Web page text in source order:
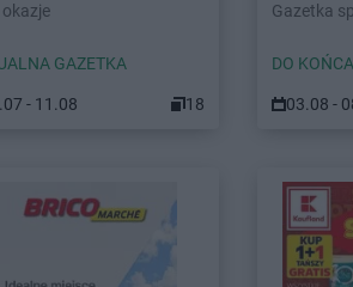
okazje
GAZETKA
- 11.08 18
Gazetka
DO
03.08 -